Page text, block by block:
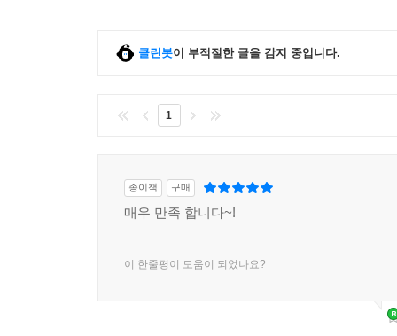
클린봇이 부적절한 글을 감지 중입니다.
1
종이책 구매
매우 만족 합니다~!
이 한줄평이 도움이 되었나요?